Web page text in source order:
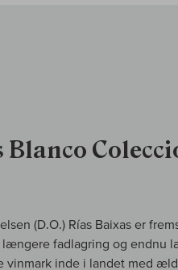
Blanco
(D.O.) Rías Baixas er
længere fadlagring og endnu
vinmark inde i landet med